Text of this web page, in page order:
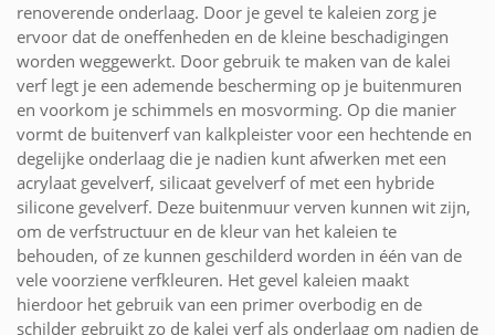
renoverende onderlaag. Door je gevel te kaleien zorg je
ervoor dat de oneffenheden en de kleine beschadigingen
worden weggewerkt. Door gebruik te maken van de kalei
verf legt je een ademende bescherming op je buitenmuren
en voorkom je schimmels en mosvorming. Op die manier
vormt de buitenverf van kalkpleister voor een hechtende en
degelijke onderlaag die je nadien kunt afwerken met een
acrylaat gevelverf, silicaat gevelverf of met een hybride
silicone gevelverf. Deze buitenmuur verven kunnen wit zijn,
om de verfstructuur en de kleur van het kaleien te
behouden, of ze kunnen geschilderd worden in één van de
vele voorziene verfkleuren. Het gevel kaleien maakt
hierdoor het gebruik van een primer overbodig en de
schilder gebruikt zo de kalei verf als onderlaag om nadien de